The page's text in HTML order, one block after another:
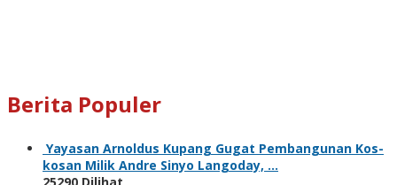
Berita Populer
Yayasan Arnoldus Kupang Gugat Pembangunan Kos-
kosan Milik Andre Sinyo Langoday, …